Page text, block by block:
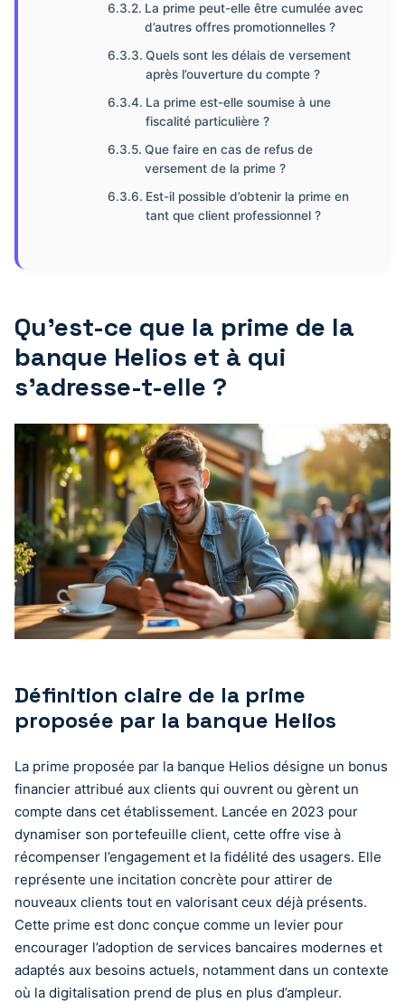
La prime peut-elle être cumulée avec
d’autres offres promotionnelles ?
Quels sont les délais de versement
après l’ouverture du compte ?
La prime est-elle soumise à une
fiscalité particulière ?
Que faire en cas de refus de
versement de la prime ?
Est-il possible d’obtenir la prime en
tant que client professionnel ?
Qu’est-ce que la prime de la
banque Helios et à qui
s’adresse-t-elle ?
Définition claire de la prime
proposée par la banque Helios
La prime proposée par la banque Helios désigne un bonus
financier attribué aux clients qui ouvrent ou gèrent un
compte dans cet établissement. Lancée en 2023 pour
dynamiser son portefeuille client, cette offre vise à
récompenser l’engagement et la fidélité des usagers. Elle
représente une incitation concrète pour attirer de
nouveaux clients tout en valorisant ceux déjà présents.
Cette prime est donc conçue comme un levier pour
encourager l’adoption de services bancaires modernes et
adaptés aux besoins actuels, notamment dans un contexte
où la digitalisation prend de plus en plus d’ampleur.